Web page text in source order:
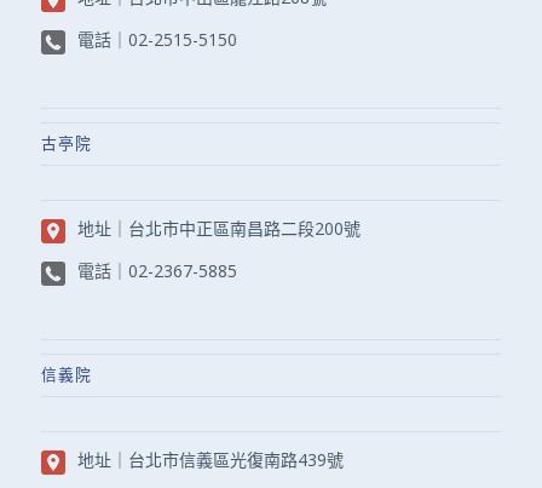
電話｜ 02-2515-5150
古亭院
地址｜ 台北市中正區南昌路二段200號
電話｜ 02-2367-5885
信義院
地址｜ 台北市信義區光復南路439號